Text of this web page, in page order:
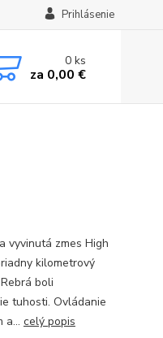
Prihlásenie
0ks
za 0,00 €
vyvinutá zmes High
kilometrový
boli
tuhosti. Ovládanie
a... celý popis